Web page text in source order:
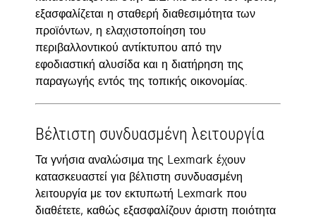
εξασφαλίζεται η σταθερή διαθεσιμότητα των
προϊόντων, η ελαχιστοποίηση του
περιβαλλοντικού αντίκτυπου από την
εφοδιαστική αλυσίδα και η διατήρηση της
παραγωγής εντός της τοπικής οικονομίας.
Βέλτιστη συνδυασμένη λειτουργία
Τα γνήσια αναλώσιμα της Lexmark έχουν
κατασκευαστεί για βέλτιστη συνδυασμένη
λειτουργία με τον εκτυπωτή Lexmark που
διαθέτετε, καθώς εξασφαλίζουν άριστη ποιότητα